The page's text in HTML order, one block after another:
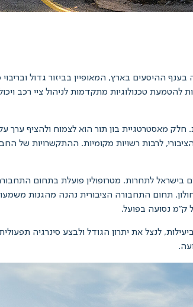
ההיסעים בארץ, המאופיין בביזור גדול
להטמעת טכנולוגיות מתקדמות לניהול ציי רכב
מאסטרטגיית בון תור הוא לצמוח ולהציף ערך על
לרבות רשויות מקומיות. ההתקשרויות של
הציבורית באוטובוסים בישראל לתחרות. מטרופולין פועלת בתחום
אלעד ואשכול שרון-חולון. תחום התחבורה הציבורית נהנה
ק"מ נסועה בפועל.
לנצל את יתרון הגודל ולבצע סינרגיה